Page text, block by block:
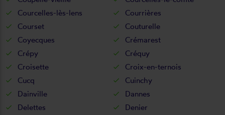
Courcelles-lès-lens
Courrières
Courset
Couturelle
Coyecques
Crémarest
Crépy
Créquy
Croisette
Croix-en-ternois
Cucq
Cuinchy
Dainville
Dannes
Delettes
Denier